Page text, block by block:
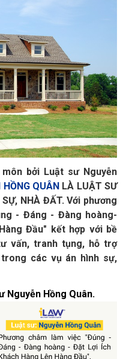
bởi Luật sư Nguyễn
QUÂN LÀ LUẬT SƯ
SỰ, NHÀ ĐẤT.Với phương
- Đáng - Đàng hoàng-
Đầu" kết hợp với bề
vấn, tranh tụng, hỗ trợ
các vụ án hình sự,
Nguyễn Hồng Quân.